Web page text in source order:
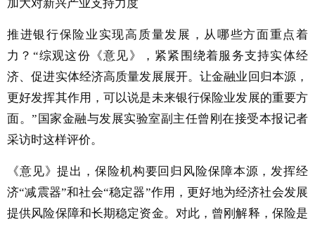
加大对新兴产业支持力度
推进银行保险业实现高质量发展，从哪些方面重点着
力？“综观这份《意见》，紧紧围绕着服务支持实体经
济、促进实体经济高质量发展展开。让金融业回归本源，
更好发挥其作用，可以说是未来银行保险业发展的重要方
面。”国家金融与发展实验室副主任曾刚在接受本报记者
采访时这样评价。
《意见》提出，保险机构要回归风险保障本源，发挥经
济“减震器”和社会“稳定器”作用，更好地为经济社会发展
提供风险保障和长期稳定资金。对此，曾刚解释，保险是